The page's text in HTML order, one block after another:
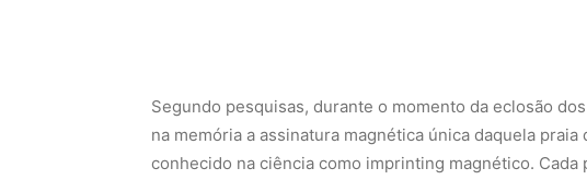
Segundo pesquisas, durante o momento da eclosão
na memória a assinatura magnética única daquela
conhecido na ciência como imprinting magnético. Cada